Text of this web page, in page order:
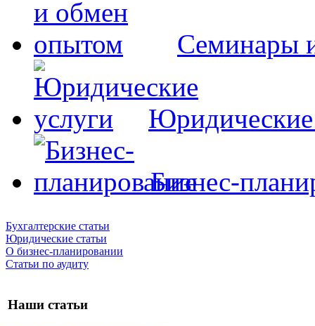
Семинары
Юридические
Бизнес-
Бухгалтерские статьи
Юридические статьи
О бизнес-планировании
Статьи по аудиту
Наши статьи